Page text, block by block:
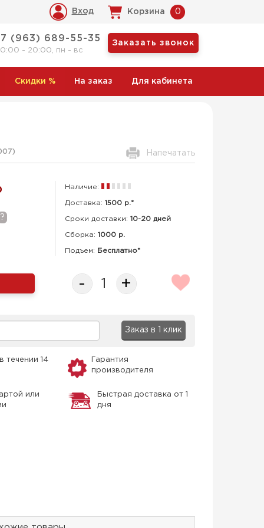
Вход Корзина 0
(963) 689-55-35
- 20:00, пн - вс
Заказать звонок
Скидки % На заказ Для кабинета
) Напечатать
?
Наличие:
Доставка: 1500 р.*
Сроки доставки: 10-20 дней
Сборка:1000 р.
Подъем: Бесплатно*
- +
Заказ в 1 клик
течении 14
Гарантия
производителя
или
Быстрая доставка от 1
дня